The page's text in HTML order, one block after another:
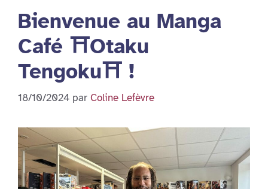
Bienvenue au Manga
Café ⛩Otaku
Tengoku⛩ !
18/10/2024 par Coline Lefèvre